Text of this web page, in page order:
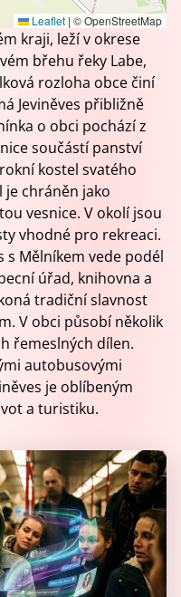
Leaflet | © OpenStreetMap
kraji, leží v okrese
břehu řeky Labe,
rozloha obce činí
Jeviněves přibližně
o obci pochází z
součástí panství
kostel svatého
je chráněn jako
vesnice. V okolí jsou
vhodné pro rekreaci.
s Mělníkem vede podél
úřad, knihovna a
tradiční slavnost
V obci působí několik
řemeslných dílen.
autobusovými
je oblíbeným
a turistiku.